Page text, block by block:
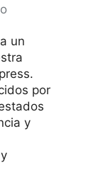
un
por
y